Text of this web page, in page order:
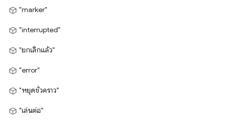
"marker"
"interrupted"
"ยกเลิกแล้ว"
"error"
"หยุดชั่วคราว"
"เล่นต่อ"